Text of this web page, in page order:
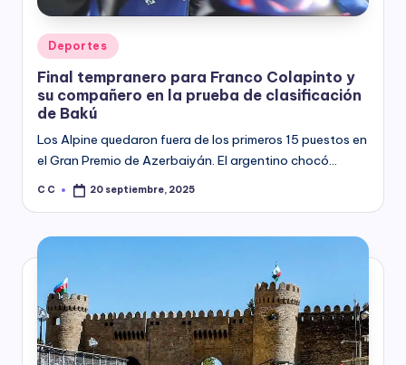
Posted
in
Deportes
Final tempranero para Franco Colapinto y
su compañero en la prueba de clasificación
de Bakú
Los Alpine quedaron fuera de los primeros 15 puestos en
el Gran Premio de Azerbaiyán. El argentino chocó…
Posted
C C 20 septiembre, 2025